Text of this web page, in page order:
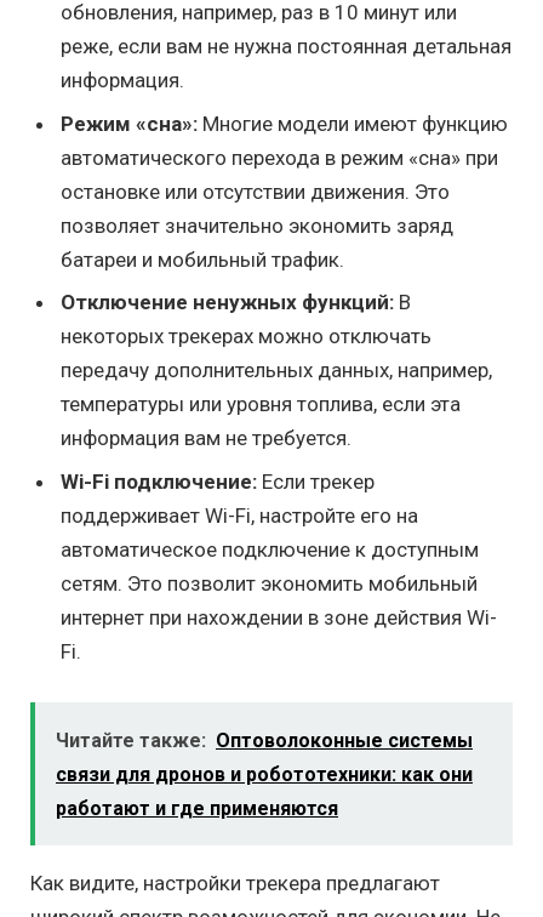
обновления, например, раз в 10 минут или
реже, если вам не нужна постоянная детальная
информация.
Режим «сна»: Многие модели имеют функцию
автоматического перехода в режим «сна» при
остановке или отсутствии движения. Это
позволяет значительно экономить заряд
батареи и мобильный трафик.
Отключение ненужных функций: В
некоторых трекерах можно отключать
передачу дополнительных данных, например,
температуры или уровня топлива, если эта
информация вам не требуется.
Wi-Fi подключение: Если трекер
поддерживает Wi-Fi, настройте его на
автоматическое подключение к доступным
сетям. Это позволит экономить мобильный
интернет при нахождении в зоне действия Wi-
Fi.
Читайте также: Оптоволоконные системы
связи для дронов и робототехники: как они
работают и где применяются
Как видите, настройки трекера предлагают